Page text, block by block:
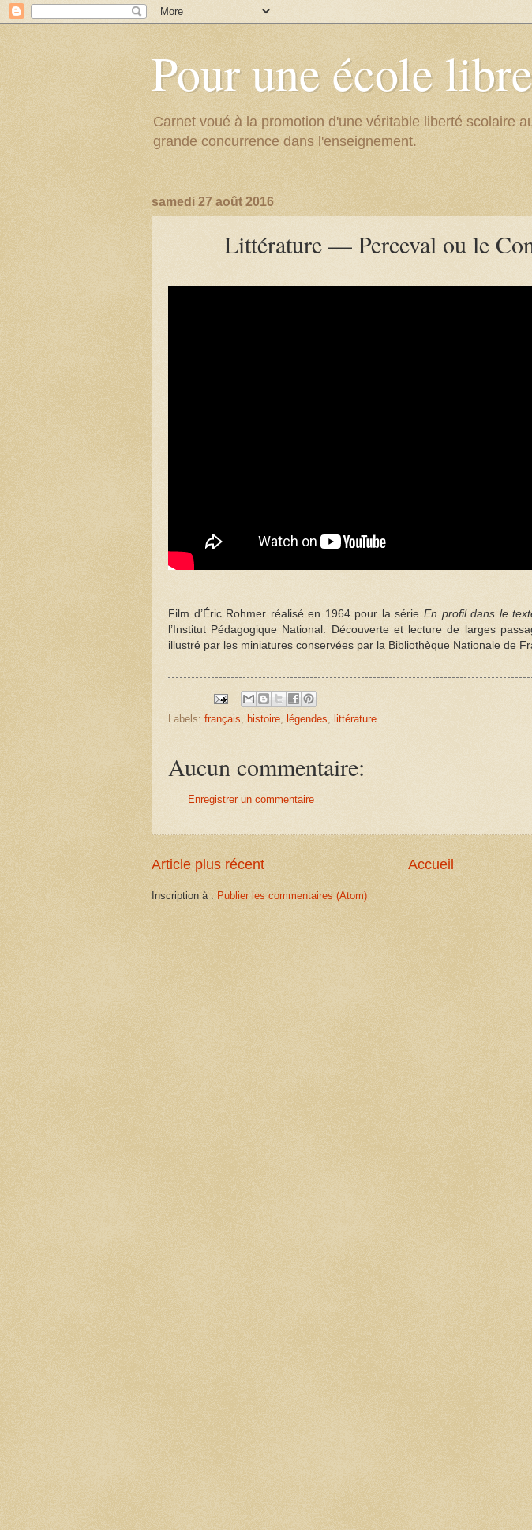
Pour une école
Carnet voué à la promotion d'une véritable liberté scolaire
grande concurrence dans l'enseignement.
samedi 27 août 2016
Littérature — Perceval ou le
Film d’Éric Rohmer réalisé en 1964 pour la série En profil dans le
l’Institut Pédagogique National. Découverte et lecture de larges
illustré par les miniatures conservées par la Bibliothèque Nationale de
Labels: français, histoire, légendes, littérature
Aucun commentaire:
Enregistrer un commentaire
Article plus récent Accueil
Inscription à : Publier les commentaires (Atom)